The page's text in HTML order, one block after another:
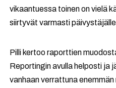
vikaantuessa toinen on vielä
siirtyvät varmasti
Pilli kertoo raporttien
Reportingin avulla helposti ja
vanhaan verrattuna